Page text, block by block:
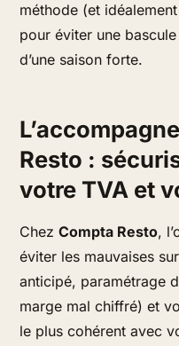
méthode (et
pour éviter une
d’une saison forte.
Resto :
votre TVA et
ChezCompta Resto,
éviter les mauvaises
anticipé, paramétrage
marge mal chiffré) et
le plus cohérent avec